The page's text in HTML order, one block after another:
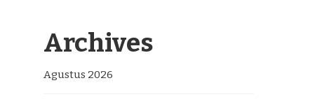
Archives
Agustus 2026